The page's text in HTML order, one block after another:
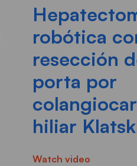
robótica
resección
porta por
hiliar
Watch video